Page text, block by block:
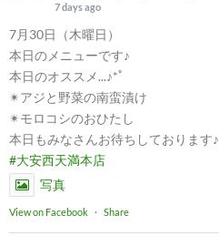
7 days ago
7月30日（木曜日）
本日のメニューです♪
本日のオススメ...♪*ﾟ
✴︎アジと野菜の南蛮漬け
✴︎モロコシのおひたし
本日もみなさんお待ちしております♪
#大安西天満本店
写真
View on Facebook · Share